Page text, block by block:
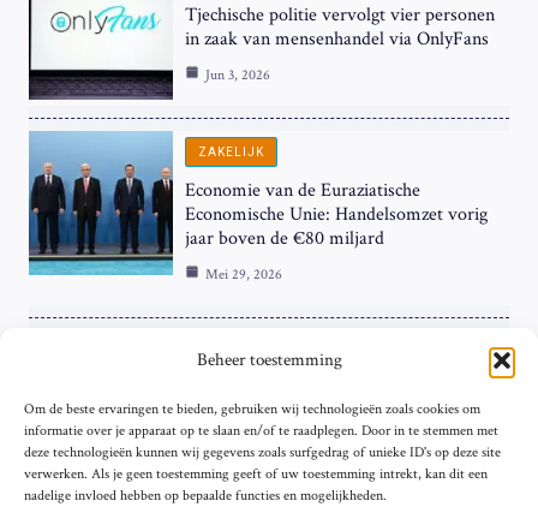
Beheer toestemming
Om de beste ervaringen te bieden, gebruiken wij technologieën zoals cookies om
informatie over je apparaat op te slaan en/of te raadplegen. Door in te stemmen met
deze technologieën kunnen wij gegevens zoals surfgedrag of unieke ID's op deze site
verwerken. Als je geen toestemming geeft of uw toestemming intrekt, kan dit een
nadelige invloed hebben op bepaalde functies en mogelijkheden.
Tjechische politie vervolgt vier personen
in zaak van mensenhandel via OnlyFans
Jun 3, 2026
ZAKELIJK
Economie van de Euraziatische
Economische Unie: Handelsomzet vorig
jaar boven de €80 miljard
Mei 29, 2026
ZAKELIJK
Hardnekkige Inflatie bij de ‘Grote Vier’
van de Eurozone
Mei 29, 2026